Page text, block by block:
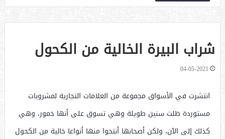
شراب البيرة الخالية من الكحول
04-05-2021
انتشرت في الأسواق مجموعة من العلامات التجارية لمشروبات
مستوردة ظلت سنين طويلة وهي تسوق على أنها خمور، وهي
كذلك إلى الآن، ولكن أصحابها أنتجوا منها أنواعا خالية من الكحول